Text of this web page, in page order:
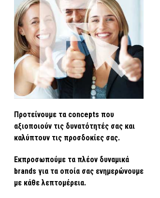
Προτείνουμε τα concepts που
αξιοποιούν τις δυνατότητές σας και
καλύπτουν τις προσδοκίες σας.
Εκπροσωπούμε τα πλέον δυναμικά
brands για τα οποία σας ενημερώνουμε
με κάθε λεπτομέρεια.